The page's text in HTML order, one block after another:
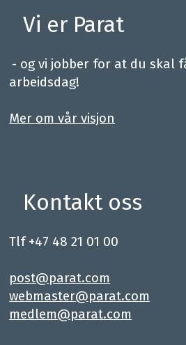
Vi er Parat
- og vi jobber for at du skal
arbeidsdag!
Mer om vår visjon
Kontakt oss
Tlf +47 48 21 01 00
post@parat.com
webmaster@parat.com
medlem@parat.com